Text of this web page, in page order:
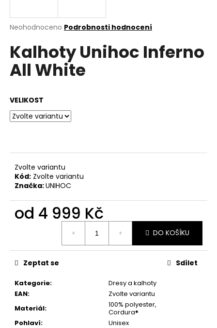
Průměrné
produktu
je
0,0
z
Neohodnoceno Podrobnosti hodnocení
Kalhoty Unihoc Inferno
All White
VELIKOST
Zvolte variantu
Kód: Zvolte variantu
Značka:UNIHOC
od 4 999 Kč
DO KOŠÍKU
Kategorie:
Dresy a kalhoty
EAN:
Zvolte variantu
Materiál:
100% polyester,
Cordura®
Pohlaví:
Unisex
Zeptat se Sdílet
j
t
?
D
o
p
o
r
u
č
e
m